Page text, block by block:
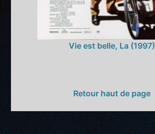
Vie est belle, La (1997)
Retour haut de page